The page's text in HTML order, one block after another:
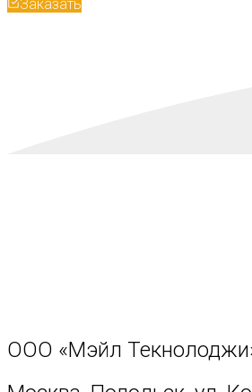
Заказать
ООО «Мэйл